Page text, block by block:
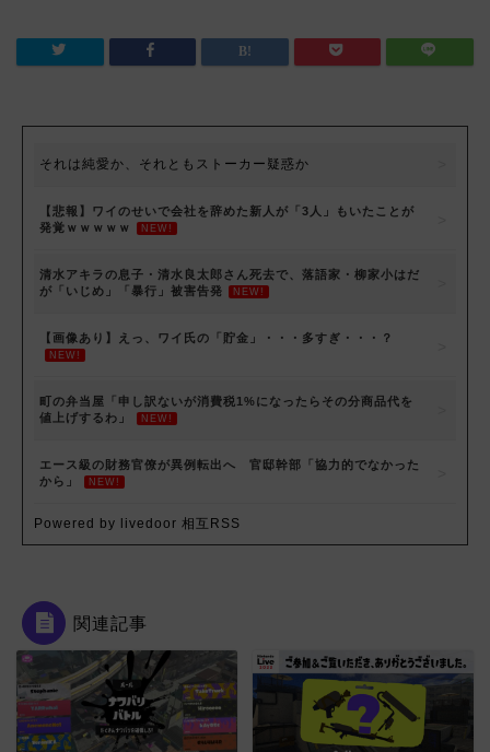
それは純愛か、それともストーカー疑惑か
【悲報】ワイのせいで会社を辞めた新人が「3人」もいたことが
発覚ｗｗｗｗｗ
NEW!
清水アキラの息子・清水良太郎さん死去で、落語家・柳家小はだ
が「いじめ」「暴行」被害告発
NEW!
【画像あり】えっ、ワイ氏の「貯金」・・・多すぎ・・・？
NEW!
町の弁当屋「申し訳ないが消費税1%になったらその分商品代を
値上げするわ」
NEW!
エース級の財務官僚が異例転出へ 官邸幹部「協力的でなかった
から」
NEW!
Powered by livedoor 相互RSS
関連記事